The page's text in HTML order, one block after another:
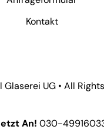
Kontakt
Glaserei UG • All
An! 030-